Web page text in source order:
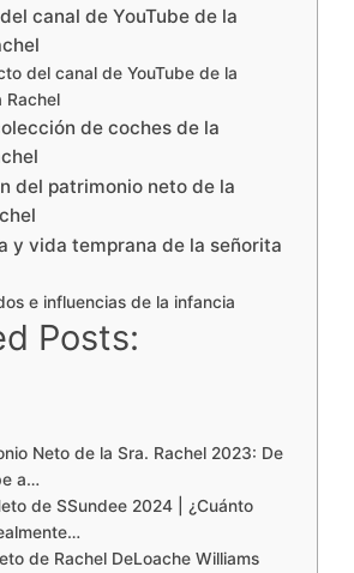
canal de YouTube de la
del canal de YouTube de la
Rachel
de coches de la
del patrimonio neto de la
y vida temprana de la señorita
e influencias de la infancia
Posts:
Neto de la Sra. Rachel 2023: De
a…
de SSundee 2024 | ¿Cuánto
de Rachel DeLoache Williams